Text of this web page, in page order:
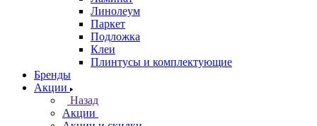
Линолеум
Паркет
Подложка
Клеи
Плинтусы и комплектующие
Бренды
Акции
Назад
Акции